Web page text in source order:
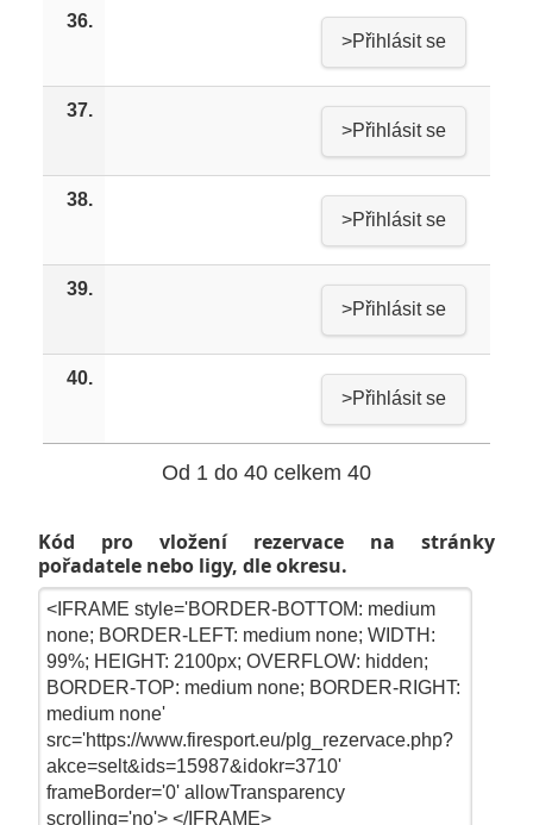
36.
>Přihlásit se
37.
>Přihlásit se
38.
>Přihlásit se
39.
>Přihlásit se
40.
>Přihlásit se
Od 1 do 40 celkem 40
Kód pro vložení rezervace na stránky
pořadatele nebo ligy, dle okresu.